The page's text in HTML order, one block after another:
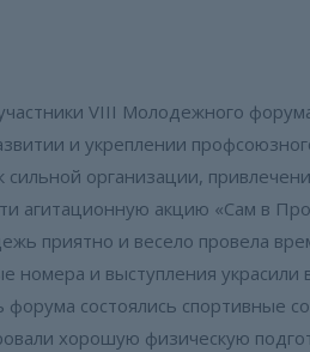
VIII Молодежного
и укреплении
сильной организации,
агитационную акцию «Сам в
приятно и весело провела
номера и выступления украсили
состоялись спортивные
хорошую физическую